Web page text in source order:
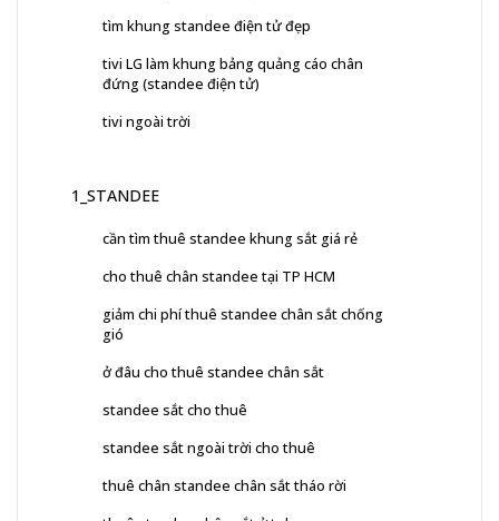
tìm khung standee điện tử đẹp
tivi LG làm khung bảng quảng cáo chân
đứng (standee điện tử)
tivi ngoài trời
1_STANDEE
cần tìm thuê standee khung sắt giá rẻ
cho thuê chân standee tại TP HCM
giảm chi phí thuê standee chân sắt chống
gió
ở đâu cho thuê standee chân sắt
standee sắt cho thuê
standee sắt ngoài trời cho thuê
thuê chân standee chân sắt tháo rời